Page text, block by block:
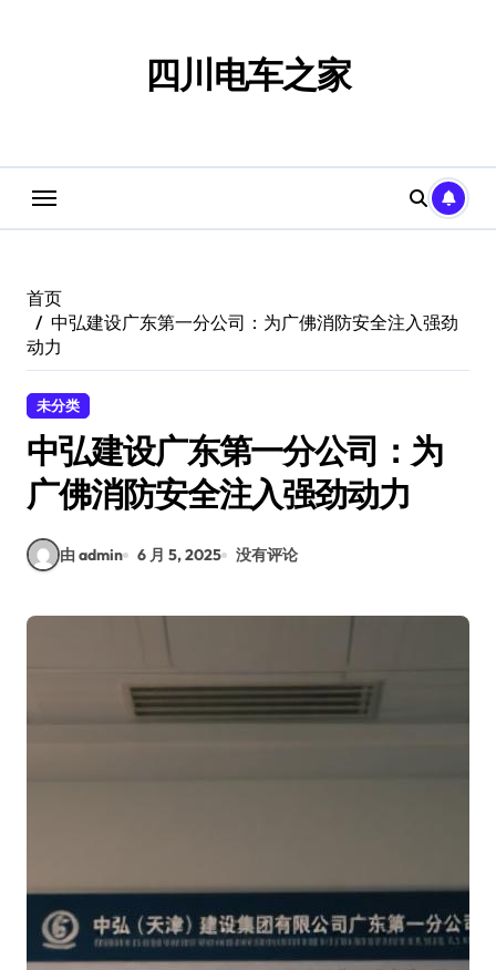
四川电车之家
首页
中弘建设广东第一分公司：为广佛消防安全注入强劲
动力
未分类
中弘建设广东第一分公司：为
广佛消防安全注入强劲动力
由 admin 6 月 5, 2025 没有评论